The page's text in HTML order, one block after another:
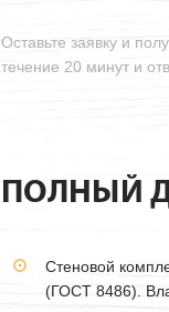
Оставьте заявку и
течение 20 минут и
ПОЛНЫЙ
Стеновой
(ГОСТ 8486).